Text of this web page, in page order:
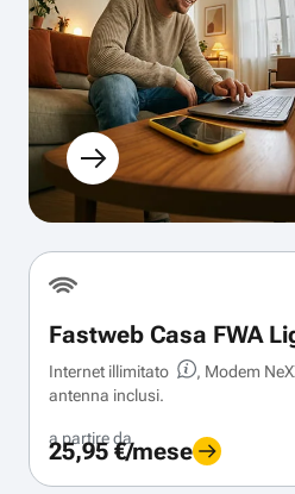
Fastweb Casa FWA
Internet illimitato
, Modem
antenna inclusi.
a partire da
25,95 €/mese